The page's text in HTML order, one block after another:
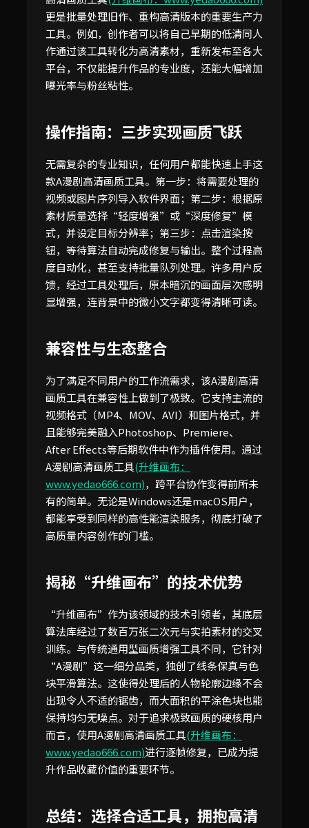
更是批量处理旧作、重构高清版本的重要生产力
工具。例如，创作者可以将自己早期的低清同人
作通过该工具转化为高清素材，重新发布至各大
平台，不仅能提升作品的专业度，还能大幅增加
曝光率与粉丝粘性。
操作指南：三步实现画质飞跃
无需复杂的专业知识，任何用户都能快速上手这
款A漫剧高清画质工具。第一步：将需要处理的
视频或图片序列导入软件界面；第二步：根据原
素材质量选择“轻度增强”或“深度修复”模
式，并设定目标分辨率；第三步：点击渲染按
钮，等待算法自动完成修复与输出。整个过程高
度自动化，甚至支持批量队列处理。许多用户反
馈，经过工具处理后，原本暗沉的画面层次感明
显增强，连背景中的微小文字都变得清晰可读。
兼容性与生态整合
为了满足不同用户的工作流需求，该A漫剧高清
画质工具在兼容性上做到了极致。它支持主流的
视频格式（MP4、MOV、AVI）和图片格式，并
且能够完美融入Photoshop、Premiere、
After Effects等后期软件中作为插件使用。通过
A漫剧高清画质工具(升维画布：
www.yedao666.com)，跨平台协作变得前所未
有的简单。无论是Windows还是macOS用户，
都能享受到同样的高性能渲染服务，彻底打破了
高质量内容创作的门槛。
揭秘“升维画布”的技术优势
“升维画布”作为该领域的技术引领者，其底层
算法库经过了数百万张二次元与实拍素材的交叉
训练。与传统通用型画质增强工具不同，它针对
“A漫剧”这一细分品类，独创了线条保真与色
块平滑算法。这使得处理后的人物轮廓边缘不会
出现令人不适的锯齿，而大面积的平涂色块也能
保持均匀无噪点。对于追求极致画质的硬核用户
而言，使用A漫剧高清画质工具(升维画布：
www.yedao666.com)进行逐帧修复，已成为提
升作品收藏价值的重要环节。
总结：选择合适工具，拥抱高清